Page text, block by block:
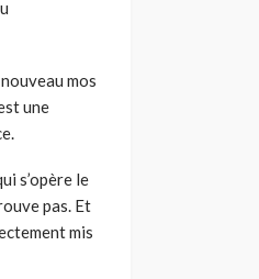
mos
une
s’opère le
pas. Et
mis